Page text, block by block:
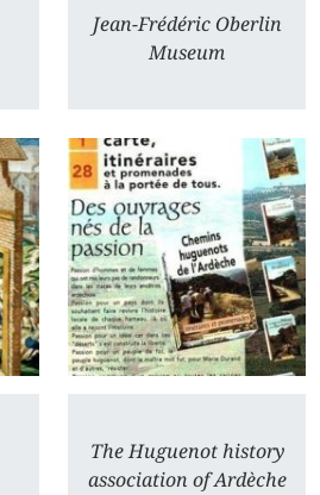
Jean-Frédéric Oberlin
Museum
The Huguenot history
association of Ardèche